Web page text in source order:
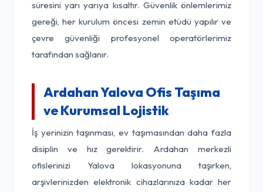
süresini yarı yarıya kısaltır. Güvenlik önlemlerimiz
gereği, her kurulum öncesi zemin etüdü yapılır ve
çevre güvenliği profesyonel operatörlerimiz
tarafından sağlanır.
Ardahan Yalova Ofis Taşıma
ve Kurumsal Lojistik
İş yerinizin taşınması, ev taşımasından daha fazla
disiplin ve hız gerektirir. Ardahan merkezli
ofislerinizi Yalova lokasyonuna taşırken,
arşivlerinizden elektronik cihazlarınıza kadar her